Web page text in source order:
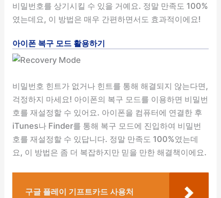
비밀번호를 상기시킬 수 있을 거예요. 정말 만족도 100%
였는데요, 이 방법은 매우 간편하면서도 효과적이에요!
아이폰 복구 모드 활용하기
비밀번호 힌트가 없거나 힌트를 통해 해결되지 않는다면,
걱정하지 마세요! 아이폰의 복구 모드를 이용하면 비밀번
호를 재설정할 수 있어요. 아이폰을 컴퓨터에 연결한 후
iTunes나 Finder를 통해 복구 모드에 진입하여 비밀번
호를 재설정할 수 있답니다. 정말 만족도 100%였는데
요, 이 방법은 좀 더 복잡하지만 믿을 만한 해결책이에요.
구글 플레이 기프트카드 사용처